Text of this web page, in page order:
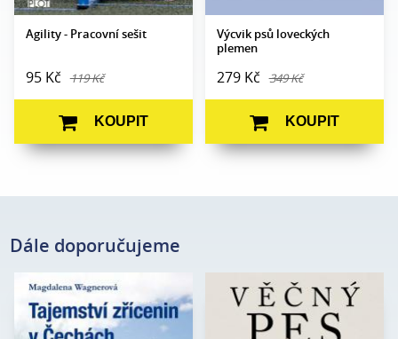
Agility - Pracovní sešit
95 Kč 119 Kč
KOUPIT
Výcvik psů loveckých
plemen
279 Kč 349 Kč
KOUPIT
Dále doporučujeme
Autor:
Magdalena
Rodney Habib, Dr. Karen